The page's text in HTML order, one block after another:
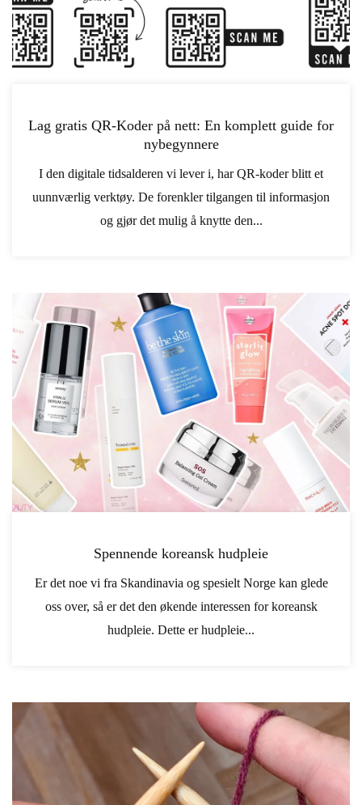
Lag gratis QR-Koder på nett: En komplett guide for
nybegynnere
I den digitale tidsalderen vi lever i, har QR-koder blitt et
uunnværlig verktøy. De forenkler tilgangen til informasjon
og gjør det mulig å knytte den...
Spennende koreansk hudpleie
Er det noe vi fra Skandinavia og spesielt Norge kan glede
oss over, så er det den økende interessen for koreansk
hudpleie. Dette er hudpleie...